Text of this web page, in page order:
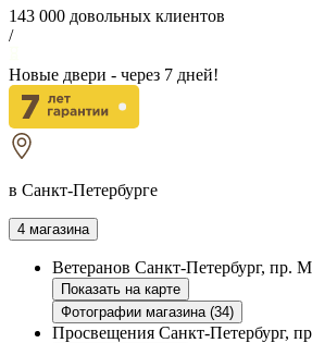
143 000 довольных клиентов
/
Новые двери - через 7 дней!
в Санкт-Петербурге
4 магазина
Ветеранов Санкт-Петербург, пр.
Показать на карте
Фотографии магазина (34)
Просвещения Санкт-Петербург,